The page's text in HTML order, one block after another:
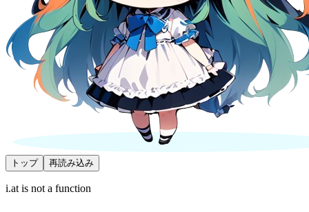
トップ 再読み込み
i.at is not a function